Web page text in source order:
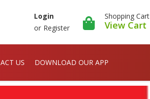
Login
or Register
Shopping Cart
View Cart
US DOWNLOAD OUR APP